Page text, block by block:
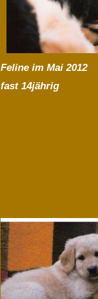
Feline im Mai 2012
fast 14jährig